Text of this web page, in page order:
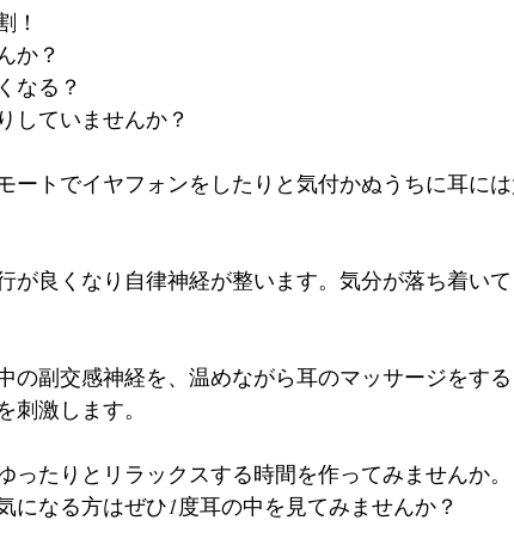
！
か？
なる？
していませんか？
ートでイヤフォンをしたりと気付かぬうちに耳に
が良くなり自律神経が整います。気分が落ち着い
の副交感神経を、温めながら耳のマッサージをす
刺激します。
ったりとリラックスする時間を作ってみませんか。
になる方はぜひ1度耳の中を見てみませんか？